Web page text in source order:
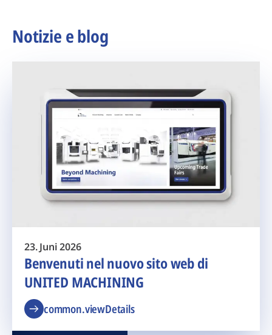
Notizie e blog
23. Juni 2026
Benvenuti nel nuovo sito web di
UNITED MACHINING
common.viewDetails